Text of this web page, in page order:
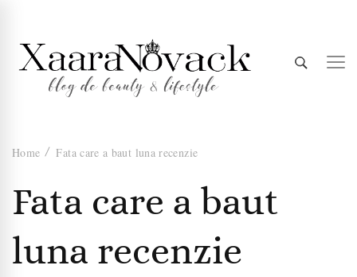
Xaara
Novack
Home Fata care a baut luna recenzie
Fata care a baut
luna recenzie